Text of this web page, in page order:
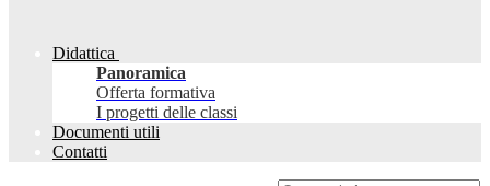
Didattica
Panoramica
Offerta formativa
I progetti delle classi
Documenti utili
Contatti